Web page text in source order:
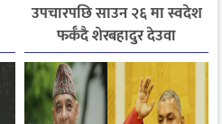
उपचारपछि साउन २६ मा स्वदेश
फर्कँदै शेरबहादुर देउवा